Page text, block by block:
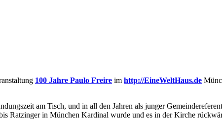
100 Jahre Paulo Freire im http://EineWeltHaus.de
am Tisch, und in all den Jahren als junger
Ratzinger in München Kardinal wurde und es in der Kirche